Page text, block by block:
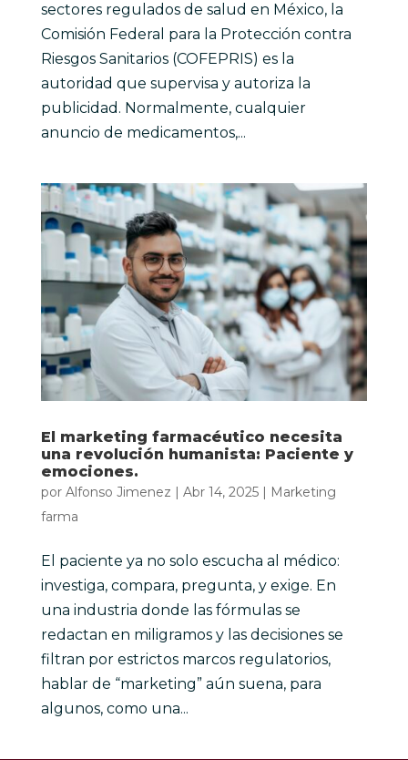
sectores regulados de salud en México, la
Comisión Federal para la Protección contra
Riesgos Sanitarios (COFEPRIS) es la
autoridad que supervisa y autoriza la
publicidad. Normalmente, cualquier
anuncio de medicamentos,...
El marketing farmacéutico necesita
una revolución humanista: Paciente y
emociones.
por Alfonso Jimenez | Abr 14, 2025| Marketing
farma
El paciente ya no solo escucha al médico:
investiga, compara, pregunta, y exige. En
una industria donde las fórmulas se
redactan en miligramos y las decisiones se
filtran por estrictos marcos regulatorios,
hablar de “marketing” aún suena, para
algunos, como una...